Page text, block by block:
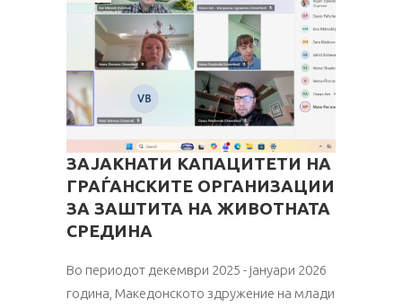
ЗАЈАКНАТИ КАПАЦИТЕТИ НА
ГРАЃАНСКИТЕ ОРГАНИЗАЦИИ
ЗА ЗАШТИТА НА ЖИВОТНАТА
СРЕДИНА
Во периодот декември 2025 - јануари 2026
година, Македонското здружение на млади